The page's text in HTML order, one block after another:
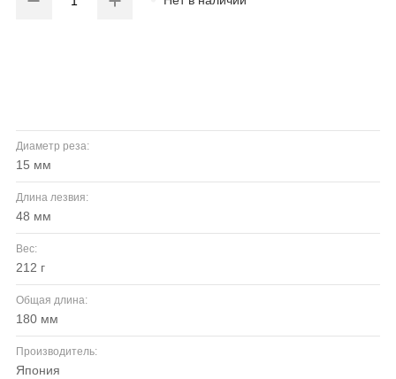
Диаметр реза:
15 мм
Длина лезвия:
48 мм
Вес:
212 г
Общая длина:
180 мм
Производитель:
Япония